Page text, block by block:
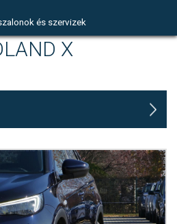
és szervizek
X